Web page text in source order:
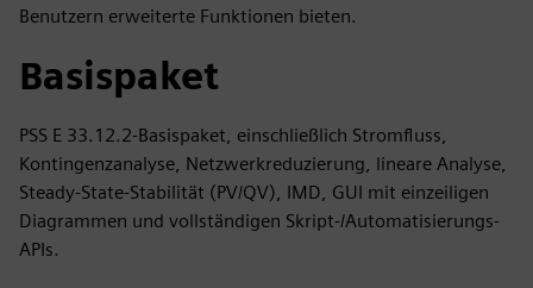
Benutzern erweiterte Funktionen bieten.
Basispaket
PSS E 33.12.2-Basispaket, einschließlich Stromfluss,
Kontingenzanalyse, Netzwerkreduzierung, lineare Analyse,
Steady-State-Stabilität (PV/QV), IMD, GUI mit einzeiligen
Diagrammen und vollständigen Skript-/Automatisierungs-
APIs.